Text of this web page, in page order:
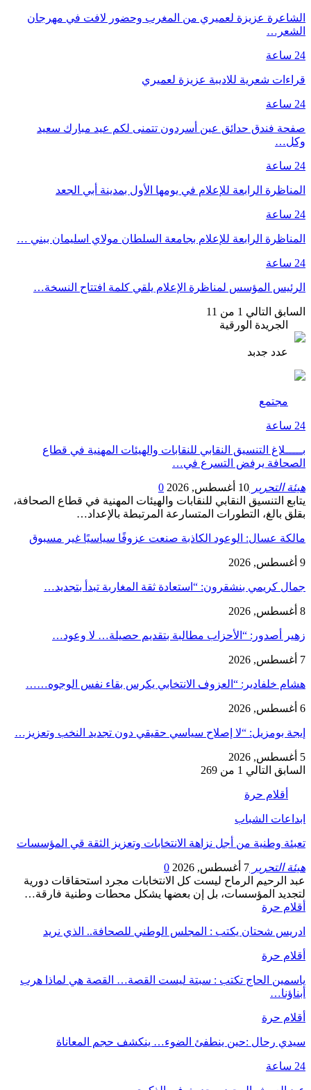
الشاعرة عزيزة لعميري من المغرب وحضور لافت في مهرجان
الشعر…
24 ساعة
قراءات شعرية للاديبة عزيزة لعميري
24 ساعة
صفحة فندق حدائق عين أسردون تتمنى لكم عيد مبارك سعيد
وكل…
24 ساعة
المناظرة الرابعة للإعلام في يومها الأول بمدينة أبي الجعد
24 ساعة
المناظرة الرابعة للإعلام بجامعة السلطان مولاي اسليمان ببني …
24 ساعة
الرئيس المؤسس لمناظرة الإعلام يلقي كلمة افتتاح النسخة…
السابق التالي 1 من 11
الجريدة الورقية
عدد جدبد
مجتمع
24 ساعة
بـــــلاغ التنسيق النقابي للنقابات والهيئات المهنية في قطاع
الصحافة يرفض التسرع في…
هيئة التحرير 10 أغسطس, 2026
0
يتابع التنسيق النقابي للنقابات والهيئات المهنية في قطاع الصحافة،
بقلق بالغ، التطورات المتسارعة المرتبطة بالإعداد…
مالكة عسال: الوعود الكاذبة صنعت عزوفًا سياسيًا غير مسبوق
9 أغسطس, 2026
جمال كريمي بنشقرون: “استعادة ثقة المغاربة تبدأ بتجديد…
8 أغسطس, 2026
زهير أصدور: “الأحزاب مطالبة بتقديم حصيلة… لا وعود…
7 أغسطس, 2026
هشام خلفادير: “العزوف الانتخابي يكرس بقاء نفس الوجوه……
6 أغسطس, 2026
إيجة بومزيل: “لا إصلاح سياسي حقيقي دون تجديد النخب وتعزيز…
5 أغسطس, 2026
السابق التالي 1 من 269
أقلام حرة
ابداعات الشباب
تعبئة وطنية من أجل نزاهة الانتخابات وتعزيز الثقة قي المؤسسات
هيئة التحرير 7 أغسطس, 2026
0
عبد الرحيم الرماح ليست كل الانتخابات مجرد استحقاقات دورية
لتجديد المؤسسات، بل إن بعضها يشكل محطات وطنية فارقة…
أقلام حرة
ادريس شحتان يكتب : المجلس الوطني للصحافة.. الذي نريد
أقلام حرة
ياسمين الحاج تكتب : سبتة ليست القصة… القصة هي لماذا هرب
أبناؤنا…
أقلام حرة
سيدي رحال :حين ينطفئ الضوء… ينكشف حجم المعاناة
24 ساعة